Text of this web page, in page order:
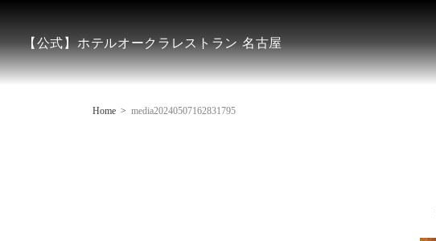
【公式】ホテルオークラレストラン 名古屋
Home media20240507162831795